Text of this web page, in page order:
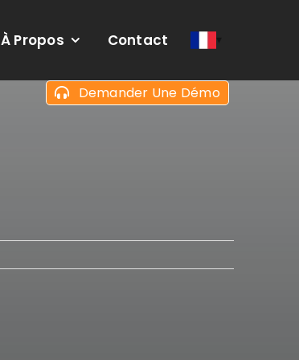
À Propos Contact
Demander Une Démo